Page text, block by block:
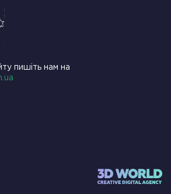
пишіть нам на